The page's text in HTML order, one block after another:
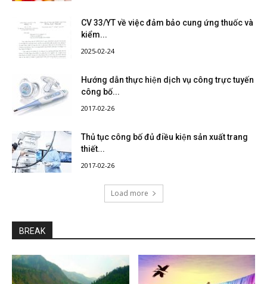
CV 33/YT về việc đảm bảo cung ứng thuốc và
kiểm...
2025-02-24
Hướng dẫn thực hiện dịch vụ công trực tuyến
công bố...
2017-02-26
Thủ tục công bố đủ điều kiện sản xuất trang
thiết...
2017-02-26
Load more
BREAK